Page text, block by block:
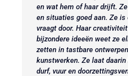
en wat hem of haar drijft.
en situaties goed aan. Ze
vraagt door. Haar
bijzondere ideeën weet ze
zetten in tastbare
kunstwerken. Ze laat daarin
durf, vuur en